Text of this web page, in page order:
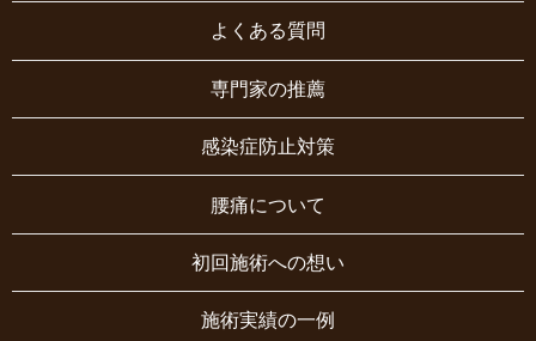
よくある質問
専門家の推薦
感染症防止対策
腰痛について
初回施術への想い
施術実績の一例